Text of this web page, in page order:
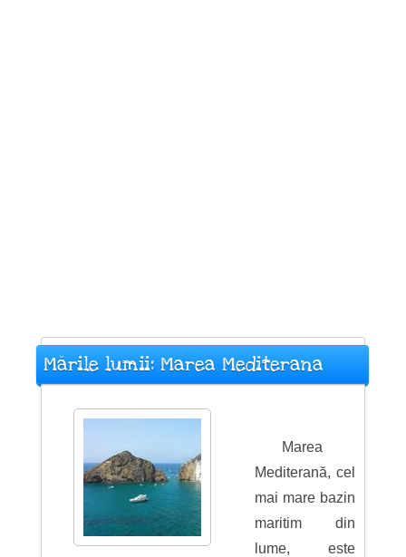
Mările lumii: Marea Mediterana
Marea
Mediterană, cel
mai mare bazin
maritim din
lume, este